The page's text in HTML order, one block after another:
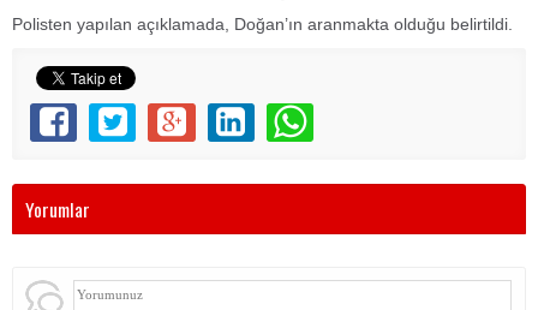
Polisten yapılan açıklamada, Doğan’ın aranmakta olduğu belirtildi.
Yorumlar